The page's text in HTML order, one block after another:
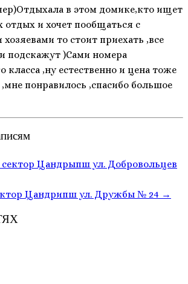
в этом домике,кто ищет
и хочет пообщаться с
то стоит приехать ,все
подскажут )Сами номера
класса ,ну естественно и цена тоже
понравилось ,спасибо большое
Цандрыпш ул. Добровольцев
Цандрипш ул. Дружбы № 24 →